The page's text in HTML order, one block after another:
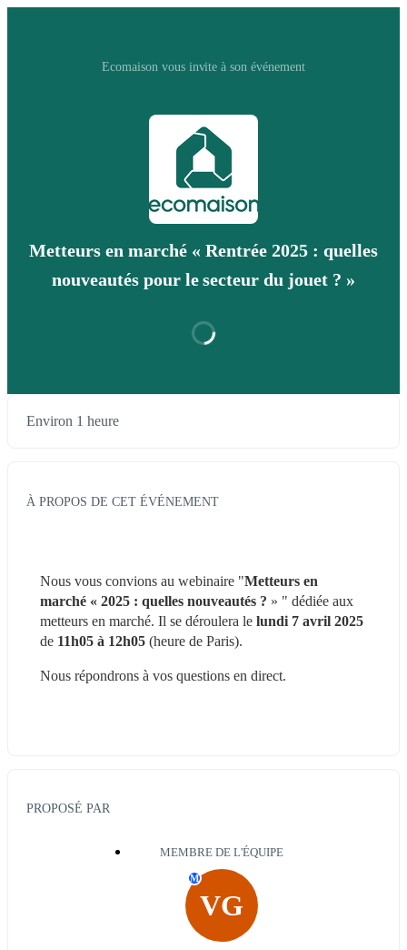
Ecomaison vous invite à son événement
Metteurs en marché « Rentrée 2025 : quelles
nouveautés pour le secteur du jouet ? »
Environ 1 heure
À PROPOS DE CET ÉVÉNEMENT
Nous vous convions au webinaire "Metteurs en
marché « 2025 : quelles nouveautés ? » " dédiée aux
metteurs en marché. Il se déroulera le lundi 7 avril 2025
de 11h05 à 12h05 (heure de Paris).
Nous répondrons à vos questions en direct.
PROPOSÉ PAR
MEMBRE DE L'ÉQUIPE
VG
M